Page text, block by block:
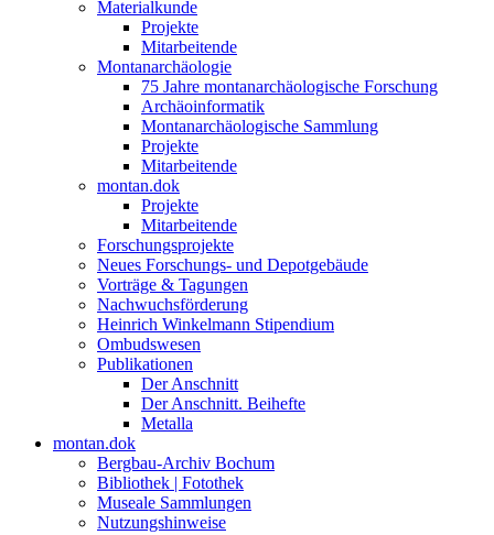
Materialkunde
Projekte
Mitarbeitende
Montanarchäologie
75 Jahre montanarchäologische Forschung
Archäoinformatik
Montanarchäologische Sammlung
Projekte
Mitarbeitende
montan.dok
Projekte
Mitarbeitende
Forschungsprojekte
Neues Forschungs- und Depotgebäude
Vorträge & Tagungen
Nachwuchsförderung
Heinrich Winkelmann Stipendium
Ombudswesen
Publikationen
Der Anschnitt
Der Anschnitt. Beihefte
Metalla
montan.dok
Bergbau-Archiv Bochum
Bibliothek | Fotothek
Museale Sammlungen
Nutzungshinweise